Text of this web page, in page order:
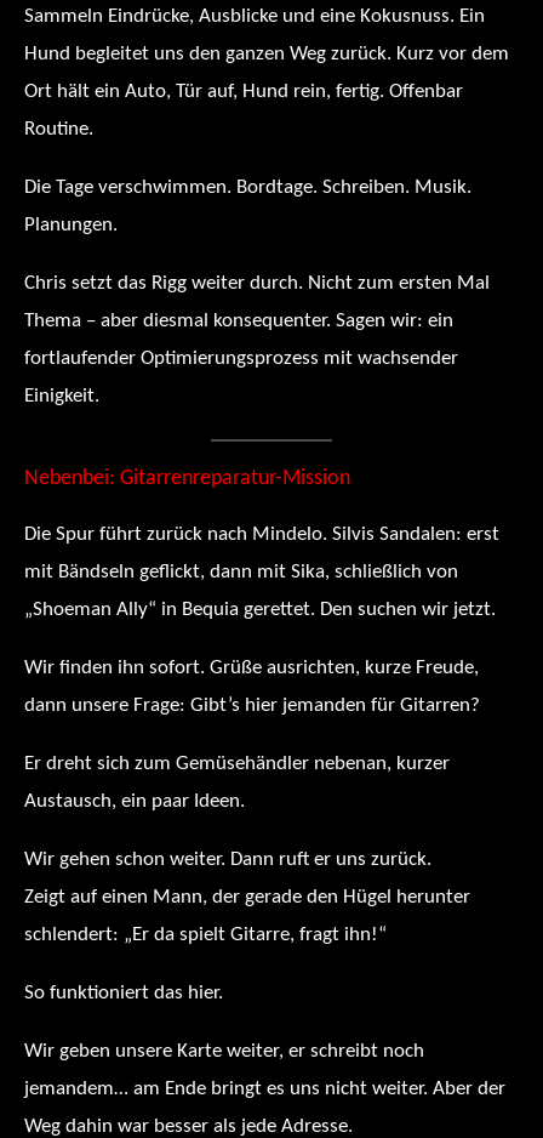
Sammeln Eindrücke, Ausblicke und eine Kokusnuss. Ein
Hund begleitet uns den ganzen Weg zurück. Kurz vor dem
Ort hält ein Auto, Tür auf, Hund rein, fertig. Offenbar
Routine.
Die Tage verschwimmen. Bordtage. Schreiben. Musik.
Planungen.
Chris setzt das Rigg weiter durch. Nicht zum ersten Mal
Thema – aber diesmal konsequenter. Sagen wir: ein
fortlaufender Optimierungsprozess mit wachsender
Einigkeit.
Nebenbei: Gitarrenreparatur-Mission
Die Spur führt zurück nach Mindelo. Silvis Sandalen: erst
mit Bändseln geflickt, dann mit Sika, schließlich von
„Shoeman Ally“ in Bequia gerettet. Den suchen wir jetzt.
Wir finden ihn sofort. Grüße ausrichten, kurze Freude,
dann unsere Frage: Gibt’s hier jemanden für Gitarren?
Er dreht sich zum Gemüsehändler nebenan, kurzer
Austausch, ein paar Ideen.
Wir gehen schon weiter. Dann ruft er uns zurück.
Zeigt auf einen Mann, der gerade den Hügel herunter
schlendert: „Er da spielt Gitarre, fragt ihn!“
So funktioniert das hier.
Wir geben unsere Karte weiter, er schreibt noch
jemandem… am Ende bringt es uns nicht weiter. Aber der
Weg dahin war besser als jede Adresse.